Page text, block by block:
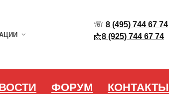
☏8 (495) 744 67 74
📩8 (925) 744 67 74
ФОРУМ КОНТАКТЫ